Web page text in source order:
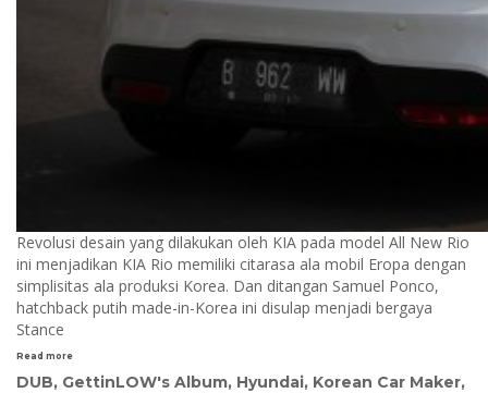
Revolusi desain yang dilakukan oleh KIA pada model All New Rio
ini menjadikan KIA Rio memiliki citarasa ala mobil Eropa dengan
simplisitas ala produksi Korea. Dan ditangan Samuel Ponco,
hatchback putih made-in-Korea ini disulap menjadi bergaya
Stance
Read more
DUB, GettinLOW's Album, Hyundai, Korean Car Maker,